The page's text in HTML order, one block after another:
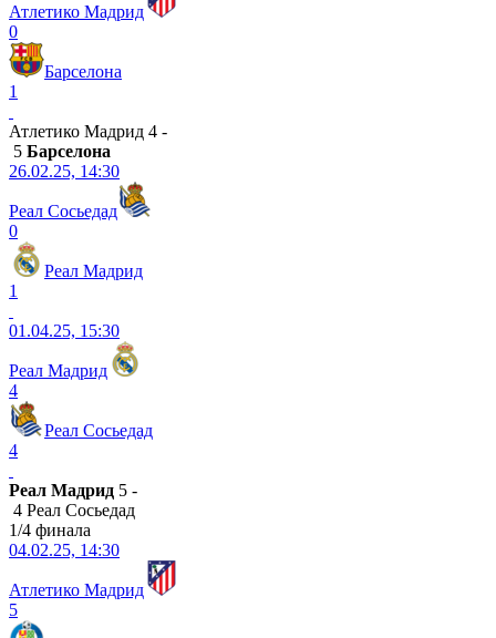
Атлетико Мадрид
0
Барселона
1
Атлетико Мадрид 4 -
5 Барселона
26.02.25, 14:30
Реал Сосьедад
0
Реал Мадрид
1
01.04.25, 15:30
Реал Мадрид
4
Реал Сосьедад
4
Реал Мадрид 5 -
4 Реал Сосьедад
1/4 финала
04.02.25, 14:30
Атлетико Мадрид
5